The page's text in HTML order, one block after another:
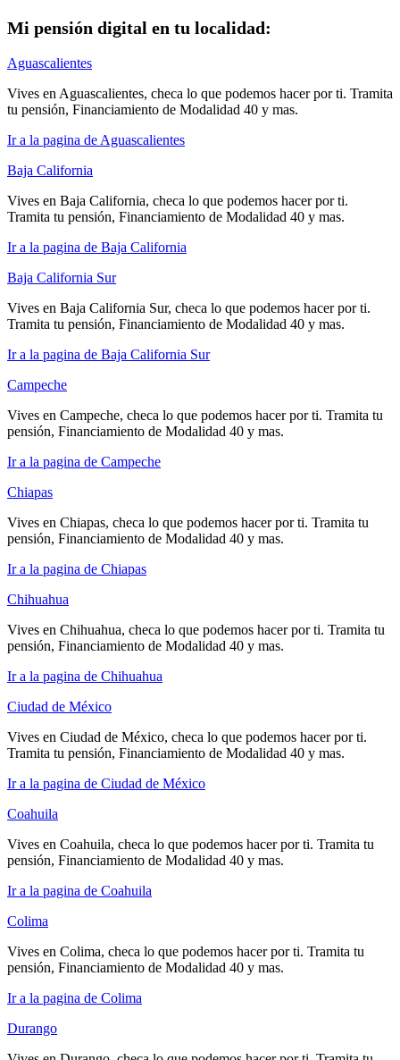
Mi pensión digital en tu localidad:
Aguascalientes
Vives en Aguascalientes, checa lo que podemos hacer por ti. Tramita
tu pensión, Financiamiento de Modalidad 40 y mas.
Ir a la pagina de Aguascalientes
Baja California
Vives en Baja California, checa lo que podemos hacer por ti.
Tramita tu pensión, Financiamiento de Modalidad 40 y mas.
Ir a la pagina de Baja California
Baja California Sur
Vives en Baja California Sur, checa lo que podemos hacer por ti.
Tramita tu pensión, Financiamiento de Modalidad 40 y mas.
Ir a la pagina de Baja California Sur
Campeche
Vives en Campeche, checa lo que podemos hacer por ti. Tramita tu
pensión, Financiamiento de Modalidad 40 y mas.
Ir a la pagina de Campeche
Chiapas
Vives en Chiapas, checa lo que podemos hacer por ti. Tramita tu
pensión, Financiamiento de Modalidad 40 y mas.
Ir a la pagina de Chiapas
Chihuahua
Vives en Chihuahua, checa lo que podemos hacer por ti. Tramita tu
pensión, Financiamiento de Modalidad 40 y mas.
Ir a la pagina de Chihuahua
Ciudad de México
Vives en Ciudad de México, checa lo que podemos hacer por ti.
Tramita tu pensión, Financiamiento de Modalidad 40 y mas.
Ir a la pagina de Ciudad de México
Coahuila
Vives en Coahuila, checa lo que podemos hacer por ti. Tramita tu
pensión, Financiamiento de Modalidad 40 y mas.
Ir a la pagina de Coahuila
Colima
Vives en Colima, checa lo que podemos hacer por ti. Tramita tu
pensión, Financiamiento de Modalidad 40 y mas.
Ir a la pagina de Colima
Durango